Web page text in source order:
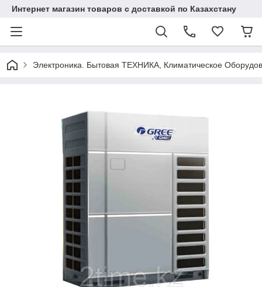
Интернет магазин товаров с доставкой по Казахстану
Электроника. Бытовая ТЕХНИКА, Климатическое